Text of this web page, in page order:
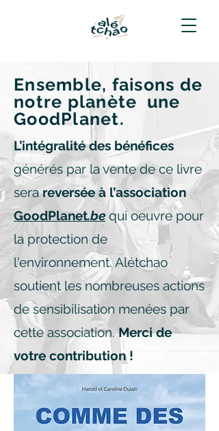
Ensemble, faisons de
notre planète une
GoodPlanet.
L’intégralité des bénéfices
générés par la vente de ce livre
serareversée à l’association
GoodPlanet.be qui oeuvre pour
la protection de
l'environnement. Alétchao
soutient les nombreuses actions
de sensibilisation menées par
cette association.Merci de
votre contribution !